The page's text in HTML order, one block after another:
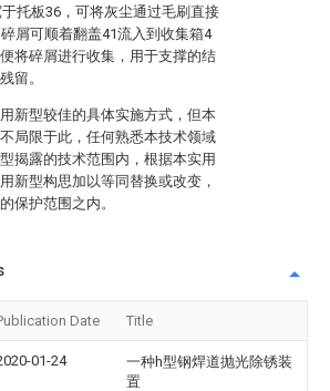
托板36，可将灰尘通过毛刷直接
屑可顺着翻盖41流入到收集箱4
将碎屑进行收集，用于支撑的结
留。
新型较佳的具体实施方式，但本
局限于此，任何熟悉本技术领域
揭露的技术范围内，根据本实用
新型构思加以等同替换或改变，
保护范围之内。
Date Title
01-24
一种h型钢焊道抛光除锈装
置